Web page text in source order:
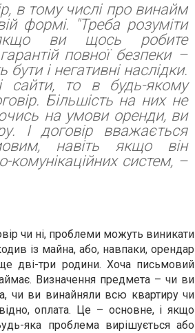
в тому числі про винайм
формі. "Треба розуміти
якщо ви щось робите
повної безпеки –
і негативні наслідки.
сайти, то в будь-якому
Більшість на них не
на умови оренди, ви
І договір вважається
навіть якщо він
систем, –
чи ні, проблеми можуть виникати
із майна, або, навпаки, орендар
дві-три родини. Хоча письмовий
Визначення предмета – чи ви
чи ви винайняли всю квартиру чи
оплата. Це – основне, і якщо
яка проблема вирішується або